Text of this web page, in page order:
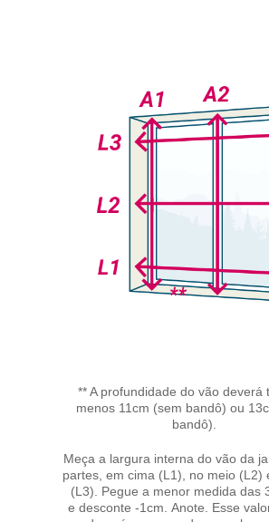
** A profundidade do vão deverá
menos 11cm (sem bandô) ou
bandô).
Meça a largura interna do vão da
partes, em cima (L1), no meio (L2)
(L3). Pegue a menor medida das
e desconte -1cm. Anote. Esse